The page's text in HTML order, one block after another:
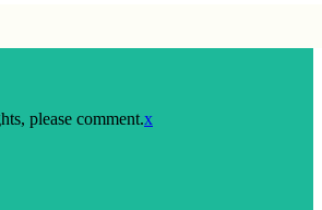
please comment.x